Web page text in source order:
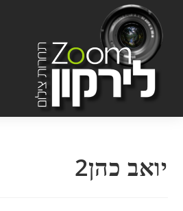
content
יואב כהן2